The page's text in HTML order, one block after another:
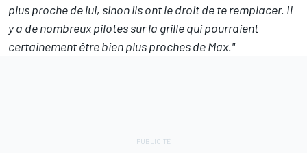
plus proche de lui, sinon ils ont le droit de te remplacer. Il
y a de nombreux pilotes sur la grille qui pourraient
certainement être bien plus proches de Max."